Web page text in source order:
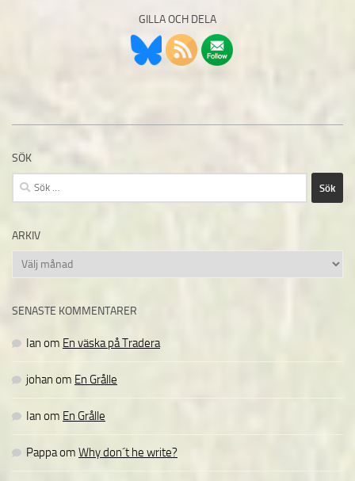
GILLA OCH DELA
SÖK
Sök
efter:
ARKIV
Arkiv
SENASTE KOMMENTARER
Ian om En väska på Tradera
johan om En Grålle
Ian om En Grålle
Pappaom Why don´t he write?